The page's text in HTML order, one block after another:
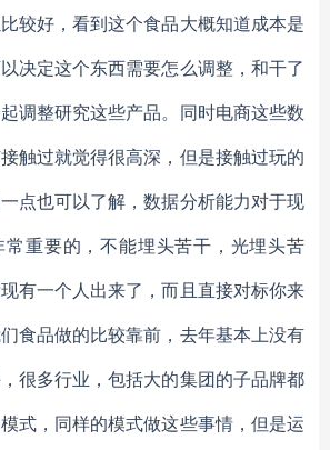
较好，看到这个食品大概知道成本是
决定这个东西需要怎么调整，和干了
调整研究这些产品。同时电商这些数
触过就觉得很高深，但是接触过玩的
点也可以了解，数据分析能力对于现
重要的，不能埋头苦干，光埋头苦
有一个人出来了，而且直接对标你来
食品做的比较靠前，去年基本上没有
很多行业，包括大的集团的子品牌都
式，同样的模式做这些事情，但是运